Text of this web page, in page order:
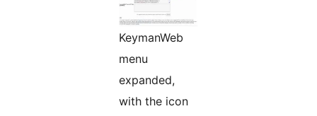
KeymanWeb
menu
expanded,
with the icon